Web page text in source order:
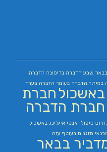
שבע הדברה בדימונה הדברה
במיתר הדברה בעומר הדברה בערד
חברת
חברת הדברה
טיפולי אנטי אייג'ינג באשכול
מזגנים בעוטף עזה
בבאר